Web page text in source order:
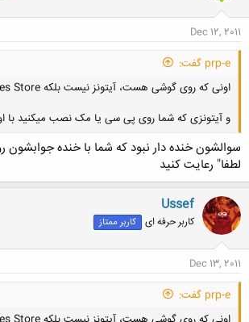
Dec 12, 2011
prp-e گفت:
اونی که روی گوشی هست، آیتونز نیست بلکه iTunes Store هست
و آیتونزی که شما روی پی سی یا مک نصب میکنید با
سوالشون خنده دار نبود که شما با خنده جوابشون
لطفا" رعایت کنید
Ussef
کاربر حرفه ای کاربر ممتاز
Dec 13, 2011
prp-e گفت: